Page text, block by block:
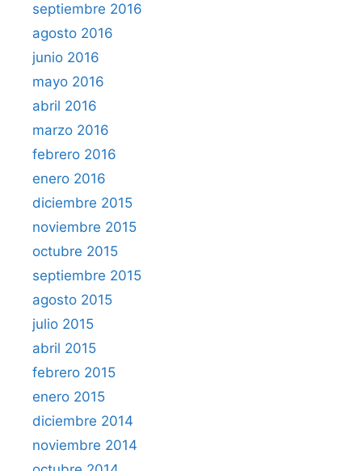
septiembre 2016
agosto 2016
junio 2016
mayo 2016
abril 2016
marzo 2016
febrero 2016
enero 2016
diciembre 2015
noviembre 2015
octubre 2015
septiembre 2015
agosto 2015
julio 2015
abril 2015
febrero 2015
enero 2015
diciembre 2014
noviembre 2014